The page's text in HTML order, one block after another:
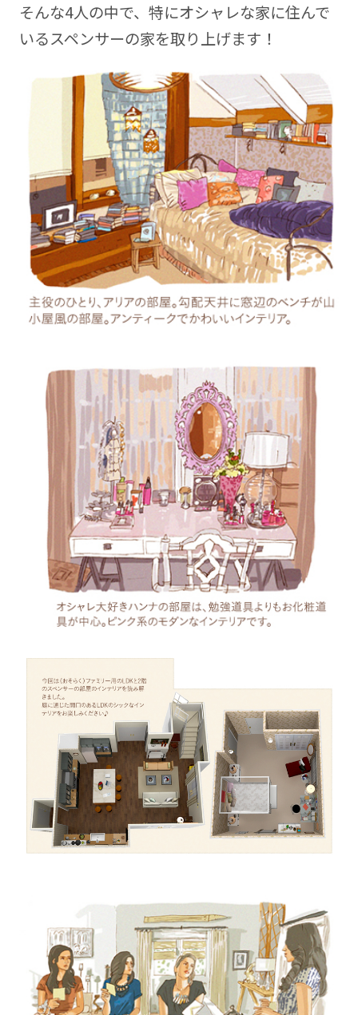
そんな4人の中で、特にオシャレな家に住んで
いるスペンサーの家を取り上げます！